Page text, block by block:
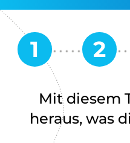
Mit diesem
heraus, was